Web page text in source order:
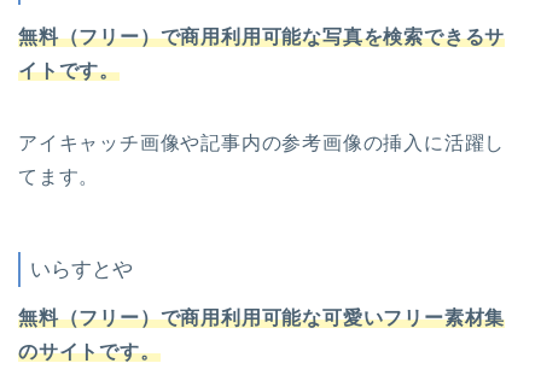
無料（フリー）で商用利用可能な写真を検索できるサ
イトです。
アイキャッチ画像や記事内の参考画像の挿入に活躍し
てます。
いらすとや
無料（フリー）で商用利用可能な可愛いフリー素材集
のサイトです。